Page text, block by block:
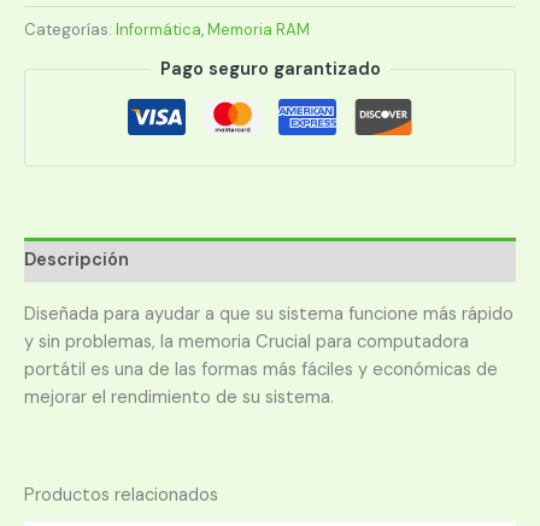
DDR4
CRUCIAL
Categorías: Informática,Memoria RAM
Pago seguro garantizado
Descripción
Diseñada para ayudar a que su sistema funcione más rápido
y sin problemas, la memoria Crucial para computadora
portátil es una de las formas más fáciles y económicas de
mejorar el rendimiento de su sistema.
Productos relacionados